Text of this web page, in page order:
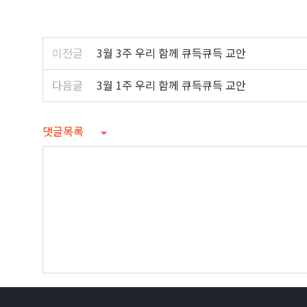
이전글 3월 3주 우리 함께 큐득큐득 교안
다음글
3월 1주 우리 함께 큐득큐득 교안
댓글목록